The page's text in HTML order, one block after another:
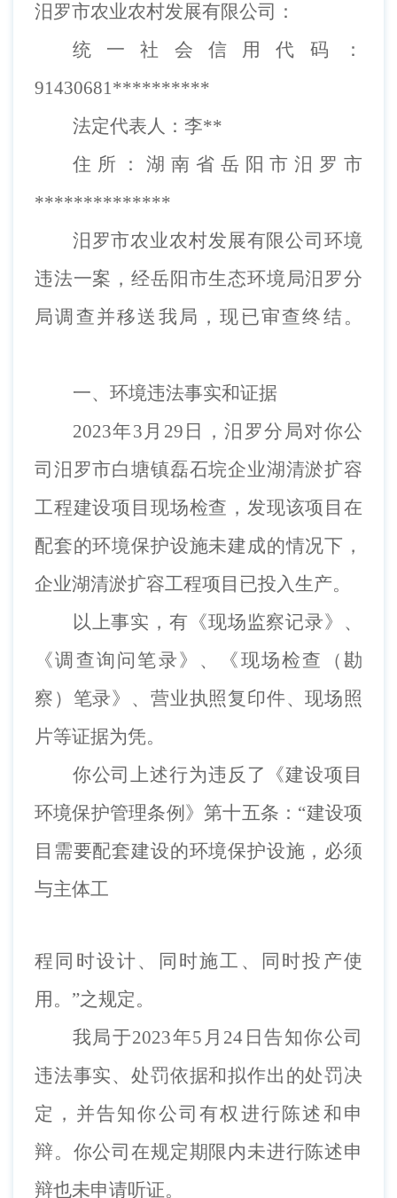
汨罗市农业农村发展有限公司：
统一社会信用代码：
91430681**********
法定代表人：李**
住所：湖南省岳阳市汨罗市
**************
汨罗市农业农村发展有限公司环境
违法一案，经岳阳市生态环境局汨罗分
局调查并移送我局，现已审查终结。
一、环境违法事实和证据
2023年3月 29日，汨罗分局对你公
司汨罗市白塘镇磊石垸企业湖清淤扩容
工程建设项目现场检查，发现该项目在
配套的环境保护设施未建成的情况下，
企业湖清淤扩容工程项目已投入生产。
以上事实，有《现场监察记录》、
《调查询问笔录》、《现场检查（勘
察） 笔录》 、 营业执照复印件、现场照
片等证据为凭。
你公司上述行为违反了
《建设项目
环境保护管理条例》第十五条： “建设项
目需要配套建设的环境保护设施，必须
与主体工
程同时设计、同时施工、同时投产使
用。 ”之规定。
我局于2023年5 月 24 日告知你公司
违法事实、处罚依据和拟作出的处罚决
定，并告知你公司有权进行陈述和申
辩。你公司在规定期限内未进行陈述申
辩也未申请听证。